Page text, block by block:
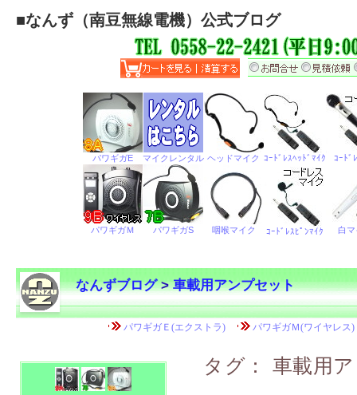
■なんず（南豆無線電機）公式ブログ
なんずブログ>車載用アンプセット
タグ： 車載用